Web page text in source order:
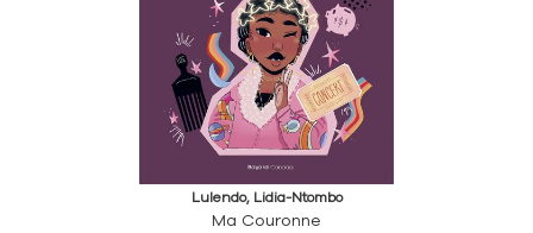
Lulendo, Lidia-Ntombo
Ma Couronne